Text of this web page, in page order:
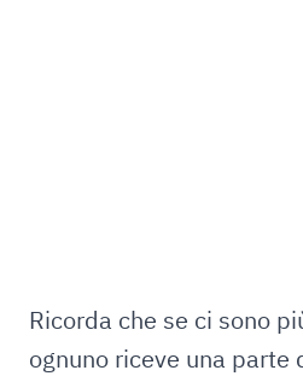
Ricorda che se ci sono
ognuno riceve una parte